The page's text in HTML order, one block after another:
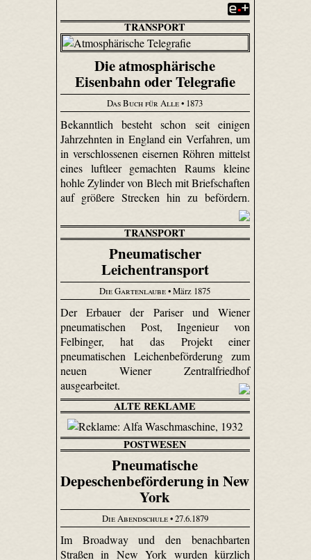
TRANSPORT
Die atmosphärische
Eisenbahn oder Telegrafie
Das Buch für Alle• 1873
Bekanntlich besteht schon seit einigen
Jahrzehnten in England ein Verfahren, um
in verschlossenen eisernen Röhren mittelst
eines luftleer gemachten Raums kleine
hohle Zylinder von Blech mit Briefschaften
auf größere Strecken hin zu befördern.
TRANSPORT
Pneumatischer
Leichentransport
Die Gartenlaube• März 1875
Der Erbauer der Pariser und Wiener
pneumatischen Post, Ingenieur von
Felbinger, hat das Projekt einer
pneumatischen Leichenbeförderung zum
neuen Wiener Zentralfriedhof
ausgearbeitet.
ALTE REKLAME
POSTWESEN
Pneumatische
Depeschenbeförderung in New
York
Die Abendschule• 27.6.1879
Im Broadway und den benachbarten
Straßen in New York wurden kürzlich